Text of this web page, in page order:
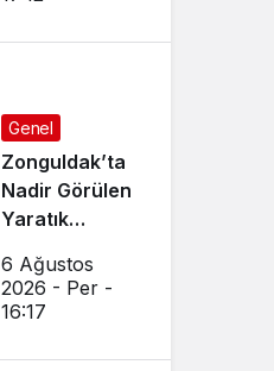
Genel
Zonguldak’ta
Nadir Görülen
Yaratık
6 Ağustos
2026 - Per -
16:17